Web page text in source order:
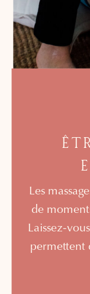
Les
de
Laissez-
permettent